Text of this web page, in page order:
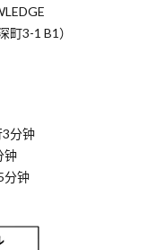
町3-1 B1）
分钟
钟
分钟